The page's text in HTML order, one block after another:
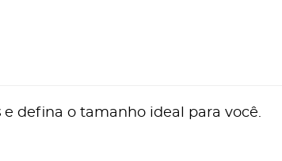
e defina o tamanho ideal para você.